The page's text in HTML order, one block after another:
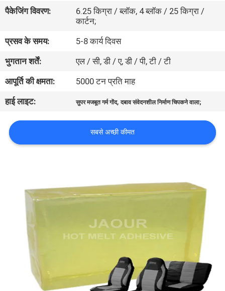
गुणवत्ता
नियंत्रण
हमसे
संपर्क
करें
समाचार
एक
उद्धरण
अनुरोध
पैकेजिंग विवरण:
6.25 किग्रा / ब्लॉक, 4 ब्लॉक / 25 किग्रा /
कार्टन;
प्रसव के समय:
5-8 कार्य दिवस
भुगतान शर्तें:
एल / सी, डी / ए, डी / पी, टी / टी
आपूर्ति की क्षमता:
5000 टन प्रति माह
हाई लाइट:
सुपर मजबूत गर्म गोंद,दबाव संवेदनशील निर्माण चिपकने वाला;
सबसे अच्छी कीमत